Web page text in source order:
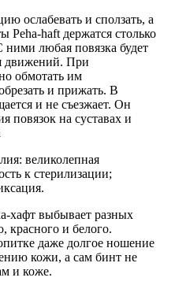
ослабевать и сползать, а
haft держатся столько
ними любая повязка будет
движений. При
обмотать им
и прижать. В
и не съезжает. Он
повязок на суставах и
великолепная
к стерилизации;
хафт выбывает разных
красного и белого.
даже долгое ношение
кожи, а сам бинт не
и коже.